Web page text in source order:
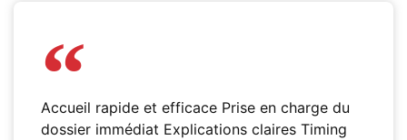
Accueil rapide et efficace Prise en charge du
dossier immédiat Explications claires Timing